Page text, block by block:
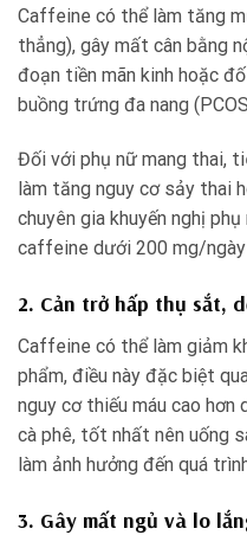
Caffeine có thể làm tăng
thẳng), gây mất cân bằng
đoạn tiền mãn kinh hoặc
buồng trứng đa nang
Đối với phụ nữ mang thai,
làm tăng nguy cơ sảy thai
chuyên gia khuyến nghị
caffeine dưới 200 mg/
2. Cản trở hấp thụ sắt,
Caffeine có thể làm giảm
phẩm, điều này đặc biệt
nguy cơ thiếu máu cao hơn
cà phê, tốt nhất nên uống
làm ảnh hưởng đến quá
3. Gây mất ngủ và lo